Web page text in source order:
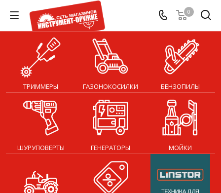
0
ТРИММЕРЫ ГАЗОНОКОСИЛКИ БЕНЗОПИЛЫ
ШУРУПОВЕРТЫ ГЕНЕРАТОРЫ МОЙКИ